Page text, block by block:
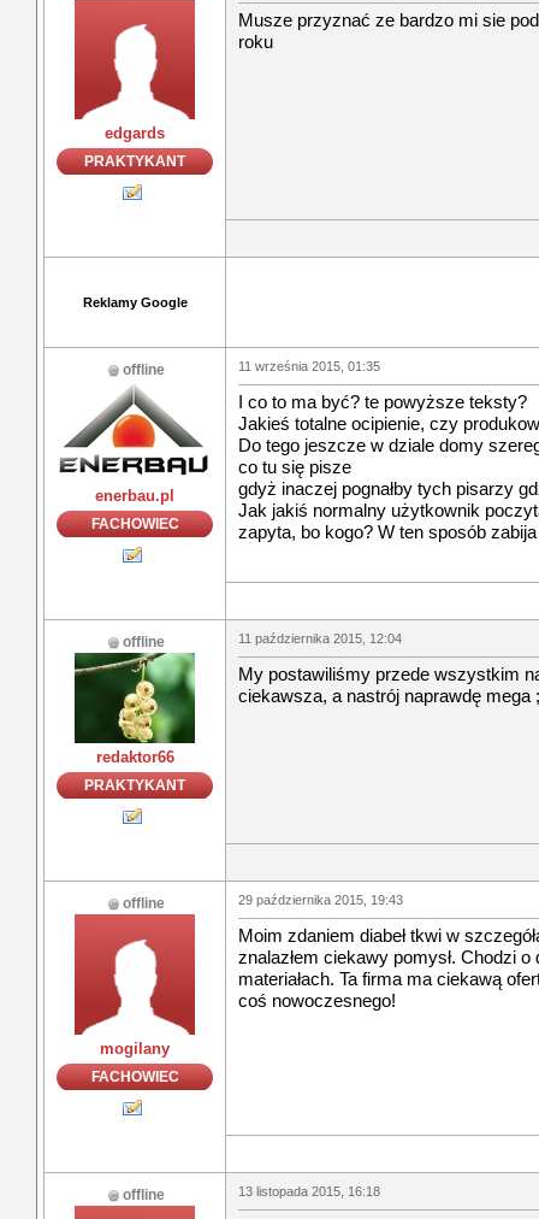
edgards
PRAKTYKANT
Musze przyznać ze bardzo mi sie
roku
Reklamy Google
offline
enerbau.pl
FACHOWIEC
11 września 2015, 01:35
I co to ma być? te powyższe teksty?
Jakieś totalne ocipienie, czy
Do tego jeszcze w dziale domy
co tu się pisze
gdyż inaczej pognałby tych pisarzy
Jak jakiś normalny użytkownik
zapyta, bo kogo? W ten sposób
offline
redaktor66
PRAKTYKANT
11 października 2015, 12:04
My postawiliśmy przede wszystkim
ciekawsza, a nastrój naprawdę mega
offline
mogilany
FACHOWIEC
29 października 2015, 19:43
Moim zdaniem diabeł tkwi w
znalazłem ciekawy pomysł. Chodzi
materiałach. Ta firma ma ciekawą
coś nowoczesnego!
offline 13 listopada 2015, 16:18